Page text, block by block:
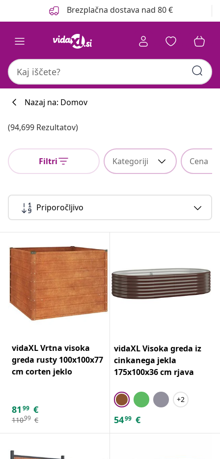
Brezplačna dostava nad 80 €
Nazaj na: Domov
(94,699 Rezultatov)
Filtri Kategoriji Cena
Priporočljivo
vidaXL Vrtna visoka
greda rusty 100x100x77
cm corten jeklo
81 99 €
11099 €
vidaXL Visoka greda iz
cinkanega jekla
175x100x36 cm rjava
+2
5499 €